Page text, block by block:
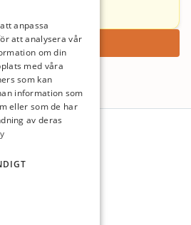
Ansök nu
anpassa
att analysera vår
om din
med våra
som kan
information som
eller som de har
av deras